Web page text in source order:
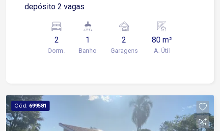
depósito 2 vagas
2
Dorm.
1
Banho
2
Garagens
80 m²
A. Útil
Cód. 699581